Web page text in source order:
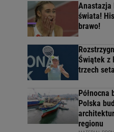
Anastazja
świata!
brawo!
Świątek z
trzech
Północna
Polska
regionu